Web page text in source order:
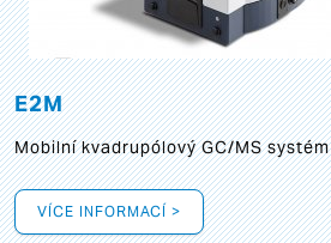
E2M
Mobilní kvadrupólový GC/MS systém
VÍCE INFORMACÍ >